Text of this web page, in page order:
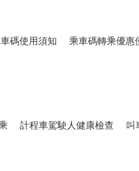
碼使用須知 乘車碼轉乘優惠
計程車駕駛人健康檢查 叫